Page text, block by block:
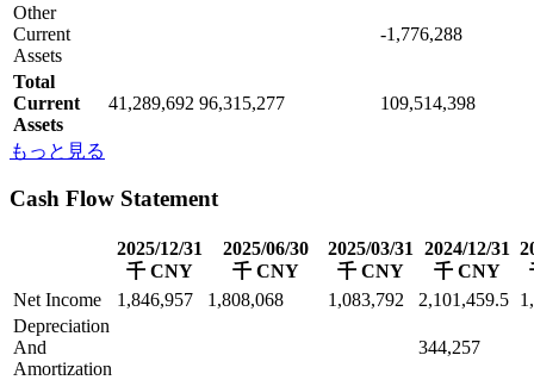
Other
Current
Assets
-1,776,288
Total
Current
Assets
41,289,692 96,315,277 109,514,398
もっと見る
Cash Flow Statement
2025/12/31
千 CNY
2025/06/30
千 CNY
2025/03/31
千 CNY
2024/12/31
千 CNY
Net Income
1,846,957 1,808,068 1,083,792 2,101,459.5
Depreciation
And
Amortization
344,257